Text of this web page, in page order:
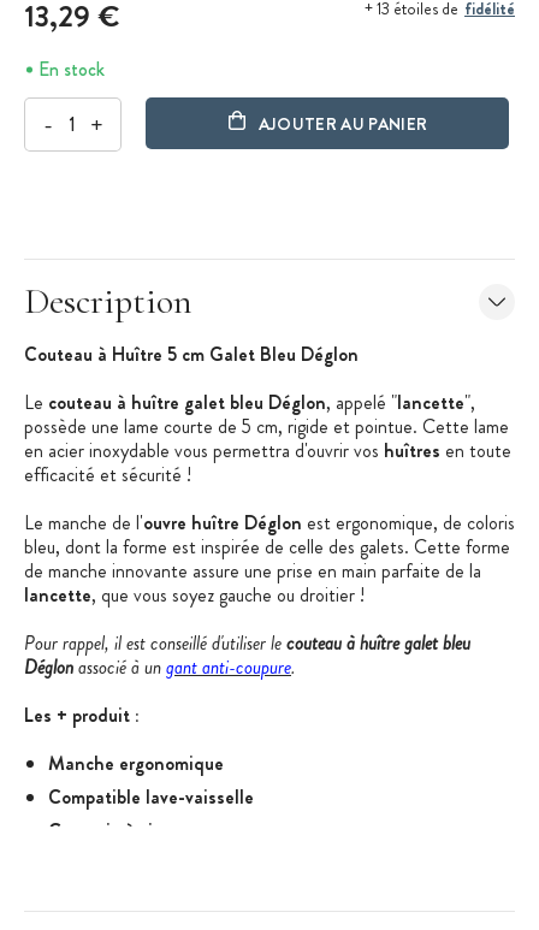
13,29 € + 13 étoiles de fidélité
En stock
- + AJOUTER AU PANIER
Description
Couteau à Huître 5 cm Galet Bleu Déglon
Le couteau à huître galet bleu Déglon, appelé "lancette",
possède une lame courte de 5 cm, rigide et pointue. Cette lame
en acier inoxydable vous permettra d'ouvrir vos huîtres en toute
efficacité et sécurité !
Le manche de l'ouvre huître Déglon est ergonomique, de coloris
bleu, dont la forme est inspirée de celle des galets. Cette forme
de manche innovante assure une prise en main parfaite de la
lancette, que vous soyez gauche ou droitier !
Pour rappel, il est conseillé d'utiliser lecouteau à huître galet bleu
Déglonassocié à ungant anti-coupure.
Les + produit :
Manche ergonomique
Compatible lave-vaisselle
Garantie à vie